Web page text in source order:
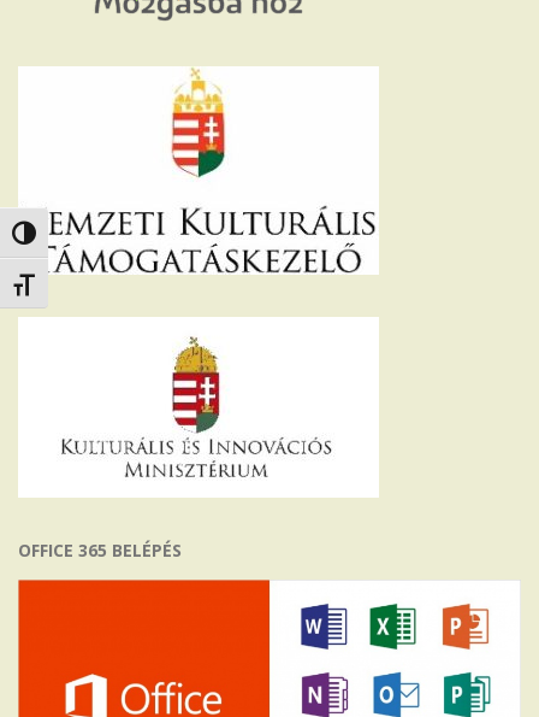
Nagy kontraszt váltása
Betűméret váltása
OFFICE 365 BELÉPÉS